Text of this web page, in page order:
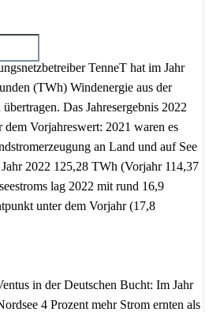
TenneT hat im Jahr
(TWh) Windenergie aus der
Das Jahresergebnis 2022
Vorjahreswert: 2021 waren es
an Land und auf See
2022 125,28 TWh (Vorjahr 114,37
lag 2022 mit rund 16,9
unter dem Vorjahr (17,8
in der Deutschen Bucht: Im Jahr
4 Prozent mehr Strom ernten als